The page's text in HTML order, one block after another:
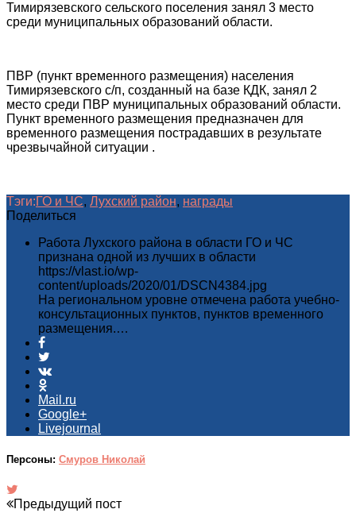
Тимирязевского сельского поселения занял 3 место
среди муниципальных образований области.
ПВР (пункт временного размещения) населения
Тимирязевского с/п, созданный на базе КДК, занял 2
место среди ПВР муниципальных образований области.
Пункт временного размещения предназначен для
временного размещения пострадавших в результате
чрезвычайной ситуации .
Тэги:ГО и ЧС, Лухский район, награды
Поделиться
Работа Лухского района в области ГО и ЧС
признана одной из лучших в области
https://vlast.io/wp-
content/uploads/2020/01/DSCN4384.jpg
На региональном уровне отмечена работа учебно-
консультационных пунктов, пунктов временного
размещения.…
Mail.ru
Google+
Livejournal
Персоны: Смуров Николай
Предыдущий пост